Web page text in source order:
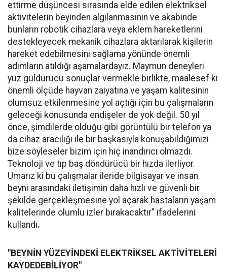
ettirme düşüncesi sırasında elde edilen elektriksel
aktivitelerin beyinden algılanmasının ve akabinde
bunların robotik cihazlara veya eklem hareketlerini
destekleyecek mekanik cihazlara aktarılarak kişilerin
hareket edebilmesini sağlama yönünde önemli
adımların atıldığı aşamalardayız. Maymun deneyleri
yüz güldürücü sonuçlar vermekle birlikte, maalesef ki
önemli ölçüde hayvan zaiyatına ve yaşam kalitesinin
olumsuz etkilenmesine yol açtığı için bu çalışmaların
geleceği konusunda endişeler de yok değil. 50 yıl
önce, şimdilerde olduğu gibi görüntülü bir telefon ya
da cihaz aracılığı ile bir başkasıyla konuşabildiğimizi
bize söyleseler bizim için hiç inandırıcı olmazdı.
Teknoloji ve tıp baş döndürücü bir hızda ilerliyor.
Umarız ki bu çalışmalar ileride bilgisayar ve insan
beyni arasındaki iletişimin daha hızlı ve güvenli bir
şekilde gerçekleşmesine yol açarak hastaların yaşam
kalitelerinde olumlu izler bırakacaktır" ifadelerini
kullandı.
"BEYNİN YÜZEYİNDEKİ ELEKTRİKSEL AKTİVİTELERİ
KAYDEDEBİLİYOR"